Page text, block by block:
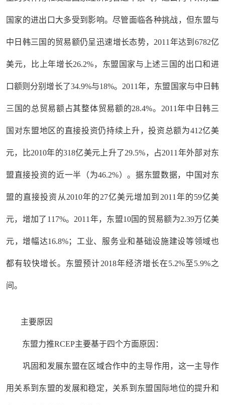
国家的进出口大多受到影响。尽管面临各种挑战，但东盟与
中日韩三国的贸易额仍呈迅速增长态势，2011年达到6782亿
美元，比上年增长26.2%，东盟国家与上述三国的出口和进
口额则分别增长了34.9%与18%。2011年，东盟国家与中日韩
三国的总贸易额占其整体贸易额的28.4%。2011年中日韩三
国对东盟地区的直接投资仍持续上升，投资总额为412亿美
元，比2010年的318亿美元上升了29.5%，占2011年外部对东
盟直接投资的近一半（为46.2%）。据东盟数据，中国对东
盟的直接投资从2010年的27亿美元增加到2011年的59亿美
元，增加了117%。2011年，东盟10国的贸易额为2.39万亿美
元，增幅达16.8%；工业、服务业和基础设施建设等领域也
都有较快增长。东盟预计2018年经济增长在5.2%至5.9%之
间。
主要原因
东盟力推RCEP主要基于四个方面原因：
巩固和发展东盟在区域合作中的主导作用，这一主导作
用关系到东盟的发展和稳定，关系到东盟国际地位的提升和